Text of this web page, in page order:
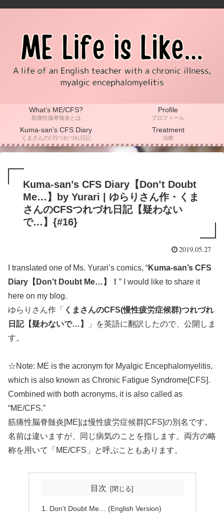
What’s ME/CFS?
筋痛性脳脊髄炎とは
Profile
プロフィール
Kuma-san’s CFS Diary
くまさんのCFSつれづれ日記
Treatment
治療
Kuma-san’s CFS Diary【Don’t Doubt
Me…】by Yurari | ゆらりさん作・くま
さんのCFSつれづれ日記【疑わない
で…】{#16}
2019.05.27
I translated one of Ms. Yurari’s comics, “Kuma-san’s CFS
Diary【Don’t Doubt Me…】！ ” I would like to share it
here on my blog.
ゆらりさん作「 くまさんのCFS(慢性疲労症候群)つれづれ
日記【疑わないで…】
」を英語に翻訳したので、公開しま
す。
☆Note: ME is the acronym for Myalgic Encephalomyelitis,
which is also known as Chronic Fatigue Syndrome[CFS].
Combined with both acronyms, it is also called as
“ME/CFS.”
筋痛性脳脊髄炎[ME]は慢性疲労症候群[CFS]の別名です。
名前は違いますが、同じ病気のことを指します。両方の略
称を用いて「ME/CFS」と呼ぶこともあります。
目次
Don’t Doubt Me… (English Version)